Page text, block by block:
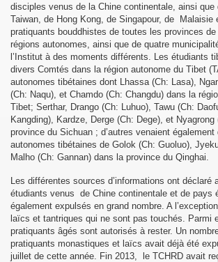
disciples venus de la Chine continentale, ainsi que
Taiwan, de Hong Kong, de Singapour, de Malaisie
pratiquants bouddhistes de toutes les provinces
régions autonomes, ainsi que de quatre
l’Institut à des moments différents. Les étudiants
divers Comtés dans la région autonome du Tibet
autonomes tibétaines dont Lhassa (Ch: Lasa),
(Ch: Naqu), et Chamdo (Ch: Changdu) dans la
Tibet; Serthar, Drango (Ch: Luhuo), Tawu (Ch:
Kangding), Kardze, Derge (Ch: Dege), et
province du Sichuan ; d’autres venaient également
autonomes tibétaines de Golok (Ch: Guoluo),
Malho (Ch: Gannan) dans la province du Qinghai.
Les différentes sources d’informations ont déclaré
étudiants venus de Chine continentale et de pays
également expulsés en grand nombre. A
laïcs et tantriques qui ne sont pas touchés. Parmi
pratiquants âgés sont autorisés à rester. Un
pratiquants monastiques et laïcs avait déjà été
juillet de cette année. Fin 2013, le TCHRD avait
Tibet 2021
aux dons 8 Septembre 2021
le 10 Mars 2022
Ministre Tibétain) à Mainpat
Mainpat en 2021
le 10 Mars 2023 à Dharamsala